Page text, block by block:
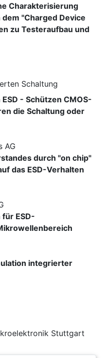
Charakterisierung
"Charged Device
zu Testeraufbau und
Schaltung
- Schützen CMOS-
die Schaltung oder
AG
durch "on chip"
das ESD-Verhalten
ESD-
integrierter
Stuttgart